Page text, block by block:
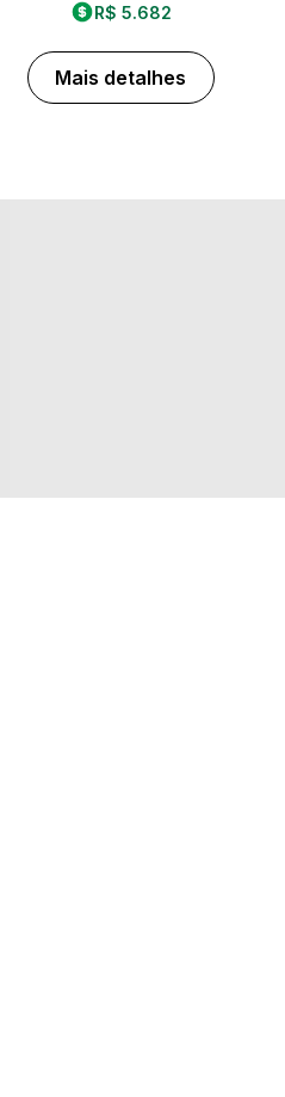
R$ 5.682
Mais detalhes